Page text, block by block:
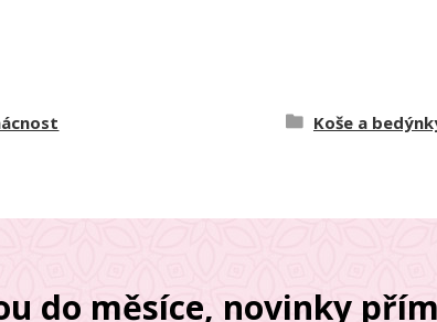
Koše a
do měsíce, novinky